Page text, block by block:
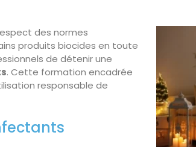
des normes
produits biocides en toute
de détenir une
. Cette formation encadrée
responsable de